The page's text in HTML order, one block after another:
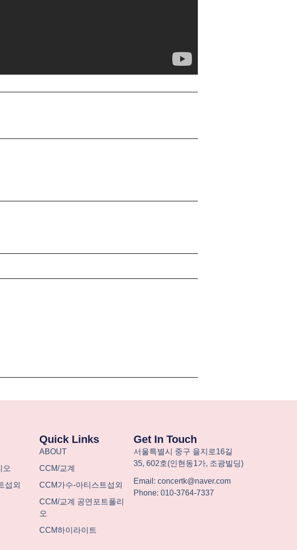
오
섭외
Quick Links
ABOUT
CCM/교계
CCM가수-아티스트섭외
CCM/교계 공연포트폴리
오
CCM하이라이트
Get In Touch
서울특별시 중구 을지로16길
35, 602호(인현동1가, 조광빌딩)
Email: concertk@naver.com
Phone: 010-3764-7337